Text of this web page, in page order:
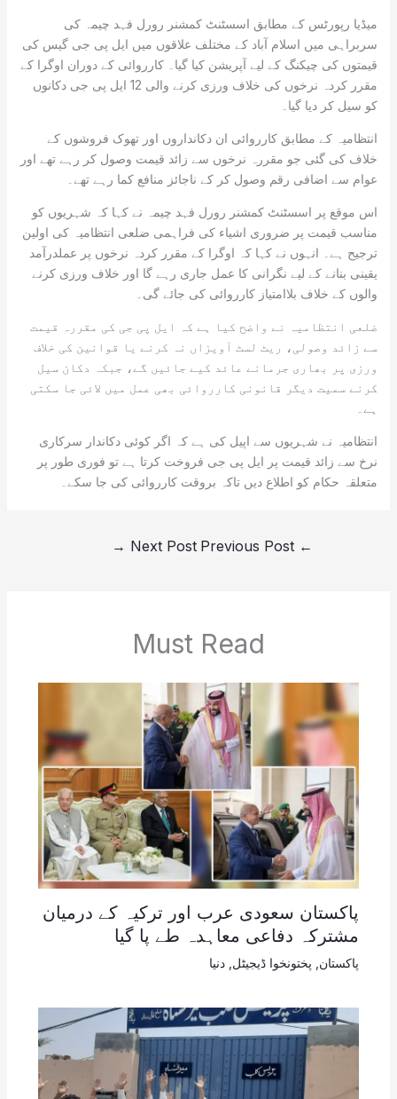
میڈیا رپورٹس کے مطابق اسسٹنٹ کمشنر رورل فہد چیمہ کی
سربراہی میں اسلام آباد کے مختلف علاقوں میں ایل پی جی گیس کی
قیمتوں کی چیکنگ کے لیے آپریشن کیا گیا۔ کارروائی کے دوران اوگرا کے
مقرر کردہ نرخوں کی خلاف ورزی کرنے والی 12 ایل پی جی دکانوں
کو سیل کر دیا گیا۔
انتظامیہ کے مطابق کارروائی ان دکانداروں اور تھوک فروشوں کے
خلاف کی گئی جو مقررہ نرخوں سے زائد قیمت وصول کر رہے تھے اور
عوام سے اضافی رقم وصول کر کے ناجائز منافع کما رہے تھے۔
اس موقع پر اسسٹنٹ کمشنر رورل فہد چیمہ نے کہا کہ شہریوں کو
مناسب قیمت پر ضروری اشیاء کی فراہمی ضلعی انتظامیہ کی اولین
ترجیح ہے۔ انہوں نے کہا کہ اوگرا کے مقرر کردہ نرخوں پر عملدرآمد
یقینی بنانے کے لیے نگرانی کا عمل جاری رہے گا اور خلاف ورزی کرنے
والوں کے خلاف بلاامتیاز کارروائی کی جائے گی۔
ضلعی انتظامیہ نے واضح کیا ہے کہ ایل پی جی کی مقررہ قیمت
سے زائد وصولی، ریٹ لسٹ آویزاں نہ کرنے یا قوانین کی خلاف
ورزی پر بھاری جرمانے عائد کیے جائیں گے، جبکہ دکان سیل
کرنے سمیت دیگر قانونی کارروائی بھی عمل میں لائی جا سکتی
ہے۔
انتظامیہ نے شہریوں سے اپیل کی ہے کہ اگر کوئی دکاندار سرکاری
نرخ سے زائد قیمت پر ایل پی جی فروخت کرتا ہے تو فوری طور پر
متعلقہ حکام کو اطلاع دیں تاکہ بروقت کارروائی کی جا سکے۔
←
Next Post
→
Must Read
پاکستان سعودی عرب اور ترکیہ کے درمیان
مشترکہ دفاعی معاہدہ طے پا گیا
پاکستان پختونخوا ڈیجیٹل دنیا